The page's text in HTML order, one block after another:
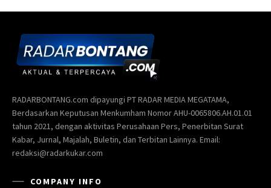
RADARBONTANG.com dipayungi PT RADAR MEDIA MEGATAMA,
Berdasarkan Keputusan Menkumham Nomor AHU-0065806.AH.01.01
tahun 2021, dengan aktivitas Perusahaan Pers, Penerbitan Surat
Kabar, Jurnal, Majalah, Buletin, dan Terbitan Lainnya. Email:
redaksi@radarkukar.com
COMPANY INFO